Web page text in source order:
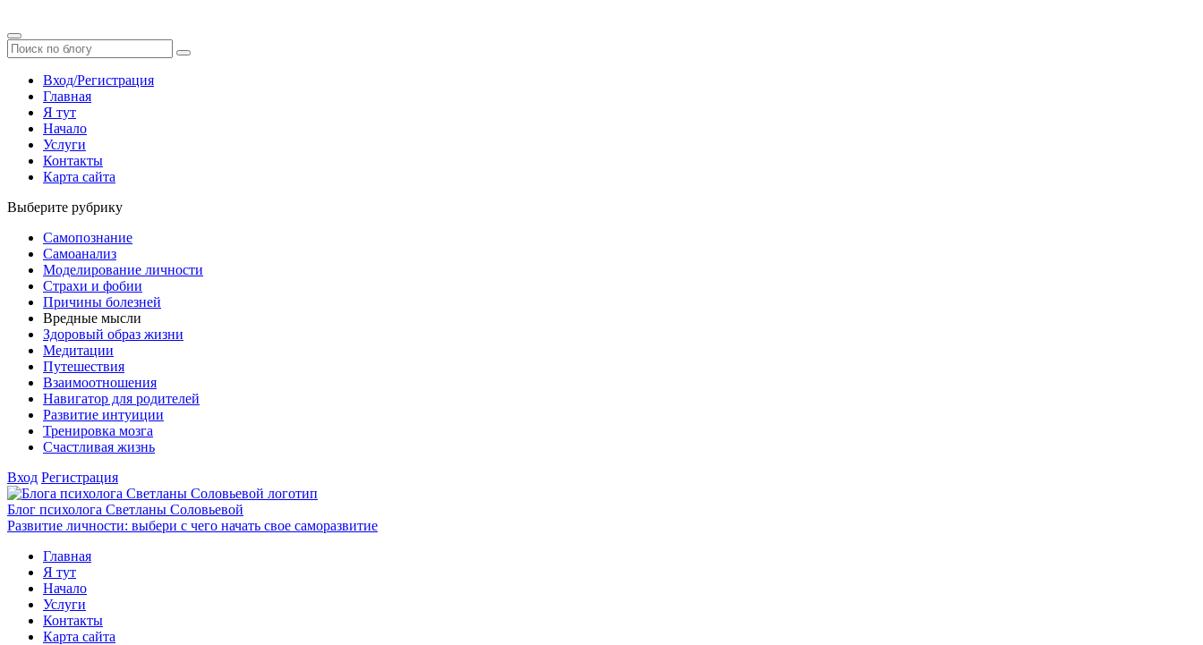
Вход/Регистрация
Главная
Я тут
Начало
Услуги
Контакты
Карта сайта
Выберите рубрику
Самопознание
Самоанализ
Моделирование личности
Страхи и фобии
Причины болезней
Вредные мысли
Здоровый образ жизни
Медитации
Путешествия
Взаимоотношения
Навигатор для родителей
Развитие интуиции
Тренировка мозга
Счастливая жизнь
Вход Регистрация
Блог психолога Светланы Соловьевой
Развитие личности: выбери с чего начать свое саморазвитие
Главная
Я тут
Начало
Услуги
Контакты
Карта сайта